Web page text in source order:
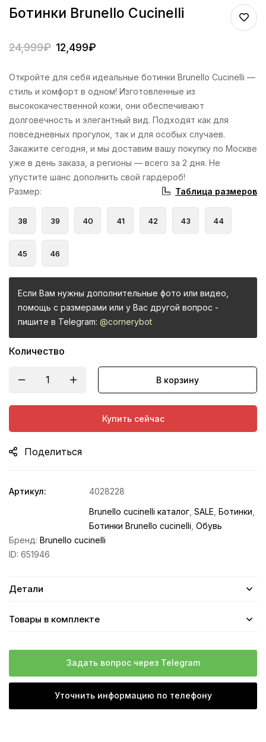
Ботинки Brunello Cucinelli
24,999₽ 12,499₽
Откройте для себя идеальные ботинки Brunello Cucinelli —
стиль и комфорт в одном! Изготовленные из
высококачественной кожи, они обеспечивают
долговечность и элегантный вид. Подходят как для
повседневных прогулок, так и для особых случаев.
Закажите сегодня, и мы доставим вашу покупку по Москве
уже в день заказа, а регионы — всего за 2 дня. Не
упустите шанс дополнить свой гардероб!
Размер: Таблица размеров
38 39 40 41 42 43 44
45 46
Если Вам нужны дополнительные фото или видео,
помощь с размерами или у Вас другой вопрос -
пишите в Telegram: @cornerybot
Количество
В корзину
Купить сейчас
Поделиться
Артикул:
4028228
Brunello cucinelli каталог SALE Ботинки
Ботинки Brunello cucinelli Обувь
Бренд: Brunello cucinelli
ID: 651946
Детали
Товары в комплекте
Задать вопрос через Telegram
Уточнить информацию по телефону